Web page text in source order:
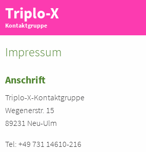
Triplo-X
Kontaktgruppe
Impressum
Anschrift
Triplo-X-Kontaktgruppe
Wegenerstr. 15
89231 Neu-Ulm
Tel: +49 731 14610-216